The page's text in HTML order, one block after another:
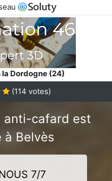
Dordogne (24)
(114 votes)
anti-cafard est
à Belvès
7/7